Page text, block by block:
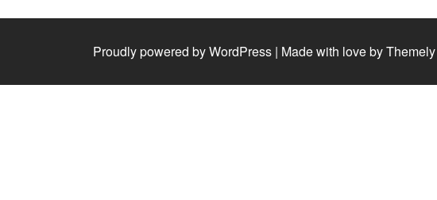
Proudly powered by WordPress | Made with love byThemely